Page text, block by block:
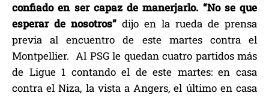
confiado en ser capaz de manerjarlo. “No se que
esperar de nosotros” dijo en la rueda de prensa
previa al encuentro de este martes contra el
Montpellier. Al PSG le quedan cuatro partidos más
de Ligue 1 contando el de este martes: en casa
contra el Niza, la vista a Angers, el último en casa